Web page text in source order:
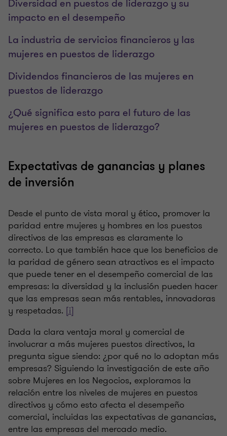
Diversidad en puestos de liderazgo y su
impacto en el desempeño
La industria de servicios financieros y las
mujeres en puestos de liderazgo
Dividendos financieros de las mujeres en
puestos de liderazgo
¿Qué significa esto para el futuro de las
mujeres en puestos de liderazgo?
Expectativas de ganancias y planes
de inversión
Desde el punto de vista moral y ético, promover la
paridad entre mujeres y hombres en los puestos
directivos de las empresas es claramente lo
correcto. Lo que también hace que los beneficios de
la paridad de género sean atractivos es el impacto
que puede tener en el desempeño comercial de las
empresas: la diversidad y la inclusión pueden hacer
que las empresas sean más rentables, innovadoras
y respetadas. [i]
Dada la clara ventaja moral y comercial de
involucrar a más mujeres puestos directivos, la
pregunta sigue siendo: ¿por qué no lo adoptan más
empresas? Siguiendo la investigación de este año
sobre Mujeres en los Negocios, exploramos la
relación entre los niveles de mujeres en puestos
directivos y cómo esto afecta el desempeño
comercial, incluidas las expectativas de ganancias,
entre las empresas del mercado medio.